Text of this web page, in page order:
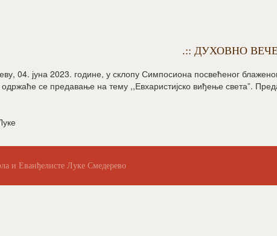
.:: ДУХОВНО
04. јуна 2023. године, у склопу Симпосиона посвећеног
одржаће се предавање на тему ,,Евхаристијско виђење света”.
и Еванђелисте Луке Смедерево